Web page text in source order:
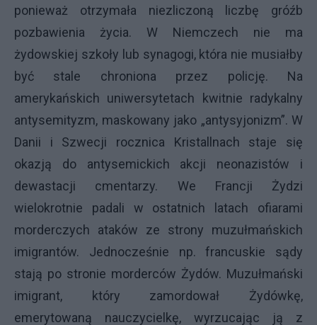
ponieważ otrzymała niezliczoną liczbę gróźb
pozbawienia życia. W Niemczech nie ma
żydowskiej szkoły lub synagogi, która nie musiałby
być stale chroniona przez policję. Na
amerykańskich uniwersytetach kwitnie radykalny
antysemityzm, maskowany jako „antysyjonizm”. W
Danii i Szwecji rocznica Kristallnach staje się
okazją do antysemickich akcji neonazistów i
dewastacji cmentarzy. We Francji Żydzi
wielokrotnie padali w ostatnich latach ofiarami
morderczych ataków ze strony muzułmańskich
imigrantów. Jednocześnie np. francuskie sądy
stają po stronie morderców Żydów. Muzułmański
imigrant, który zamordował Żydówkę,
emerytowaną nauczycielkę, wyrzucając ją z